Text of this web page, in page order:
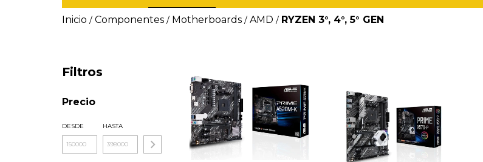
Inicio / Componentes / Motherboards / AMD / RYZEN 3°, 4°, 5° GEN
Filtros
Precio
DESDE HASTA